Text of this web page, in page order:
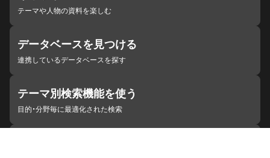
テーマや人物の資料を楽しむ
データベースを見つける
連携しているデータベースを探す
テーマ別検索機能を使う
目的・分野毎に最適化された検索